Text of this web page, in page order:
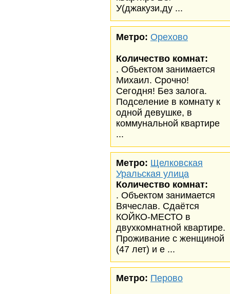
У(джакузи,ду ...
Метро: Орехово
Количество комнат:
. Объектом занимается
Михаил. Срочно!
Сегодня! Без залога.
Подселение в комнату к
одной девушке, в
коммунальной квартире
...
Метро: Щелковская
Уральская улица
Количество комнат:
. Объектом занимается
Вячеслав. Сдаётся
КОЙКО-МЕСТО в
двухкомнатной квартире.
Проживание с женщиной
(47 лет) и е ...
Метро: Перово